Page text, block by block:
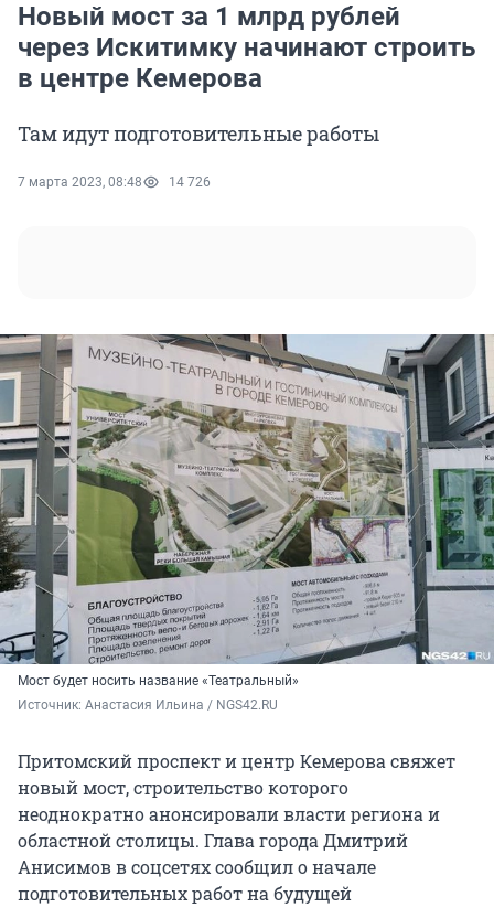
Новый мост за 1 млрд рублей
через Искитимку начинают строить
в центре Кемерова
Там идут подготовительные работы
7 марта 2023, 08:48 14 726
Мост будет носить название «Театральный»
Источник: Анастасия Ильина / NGS42.RU
Притомский проспект и центр Кемерова свяжет
новый мост, строительство которого
неоднократно анонсировали власти региона и
областной столицы. Глава города Дмитрий
Анисимов в соцсетях сообщил о начале
подготовительных работ на будущей